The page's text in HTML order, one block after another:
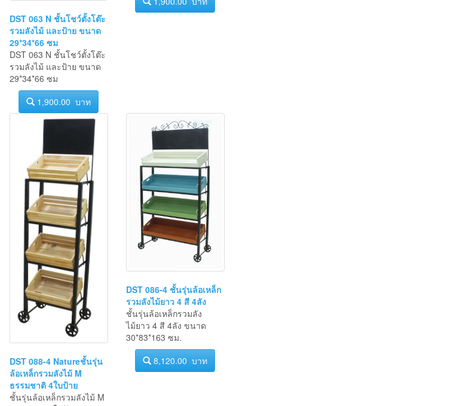
DST 063 N ชั้นโชว์ตั้งโต๊ะ
รวมลังไม้ และป้าย ขนาด
29*34*66 ซม
DST 063 N ชั้นโชว์ตั้งโต๊ะ
รวมลังไม้ และป้าย ขนาด
29*34*66 ซม
1,900.00 บาท
1,900.00 บาท
DST 088-4 Natureชั้นรุ่น
ล้อเหล็กรวมลังไม้ M
ธรรมชาติ 4ใบป้าย
DST 086-4 ชั้นรุ่นล้อเหล็ก
รวมลังไม้ยาว 4 สี 4ลัง
ชั้นรุ่นล้อเหล็กรวมลัง
ไม้ยาว 4 สี 4ลัง ขนาด
30*83*163 ซม.
8,120.00 บาท